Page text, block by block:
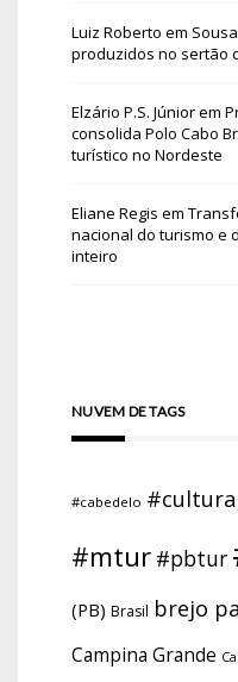
Luiz Roberto em
produzidos no sertão
Elzário P.S. Júniorem
consolida Polo Cabo
turístico no Nordeste
Eliane Regis em
nacional do turismo e
inteiro
NUVEM DE TAGS
#cabedelo #cultura
#mtur #pbtur
(PB) Brasil brejo
Campina Grande